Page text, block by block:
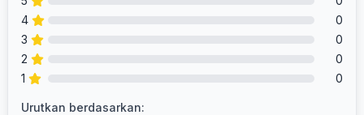
4
0
3
0
2
0
1
0
Urutkan berdasarkan: